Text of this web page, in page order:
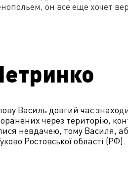
он все еще хочет
Василь довгий час
через територію,
невдачею, тому Василя,
Ростовської області (РФ).